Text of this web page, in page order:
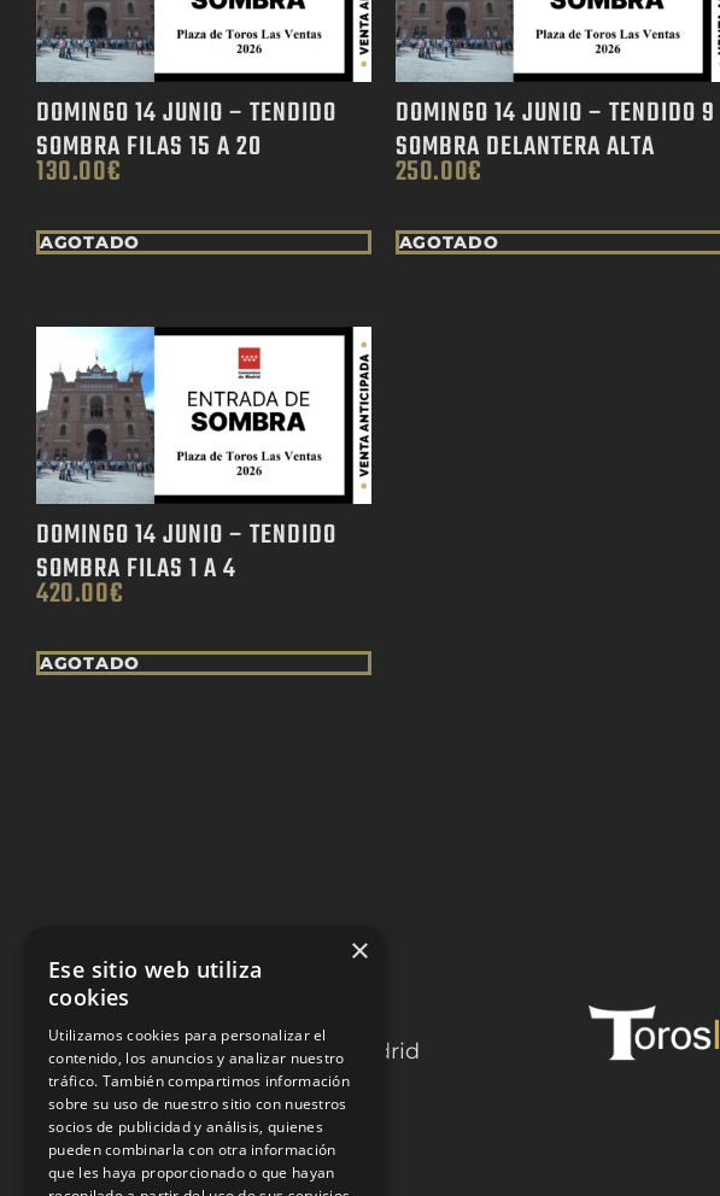
DOMINGO 14 JUNIO – TENDIDO
SOMBRA FILAS 15 A 20
130.00€
AGOTADO
DOMINGO 14 JUNIO – TENDIDO 9
SOMBRA DELANTERA ALTA
250.00€
AGOTADO
DOMINGO 14 JUNIO – TENDIDO
SOMBRA FILAS 1 A 4
420.00€
AGOTADO
TOROS LAS VENTAS
C. de la Victoria 9, 28012, Madrid
C. de Alejandro González, 5,
Salamanca, 28028 Madrid
×
Ese sitio web utiliza
cookies
Utilizamos cookies para personalizar el
contenido, los anuncios y analizar nuestro
tráfico. También compartimos información
sobre su uso de nuestro sitio con nuestros
socios de publicidad y análisis, quienes
pueden combinarla con otra información
que les haya proporcionado o que hayan